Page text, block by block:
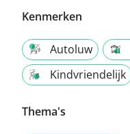
Kenmerken
Autoluw
Kindvriendelijk
Thema's